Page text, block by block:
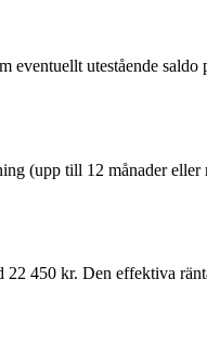
utestående
(upp till 12 månader
450 kr. Den effektiva